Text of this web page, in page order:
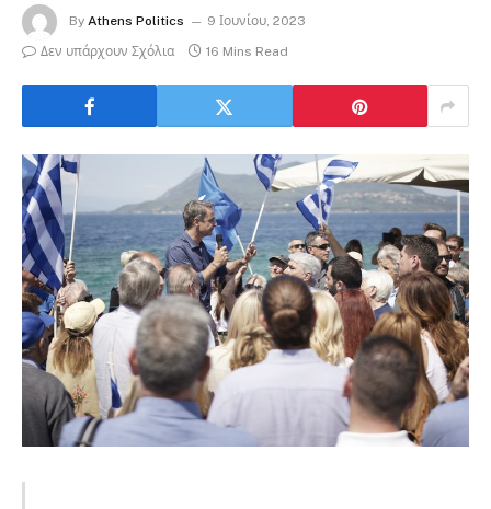
By Athens Politics
9 Ιουνίου, 2023
Δεν υπάρχουν Σχόλια
16 Mins Read